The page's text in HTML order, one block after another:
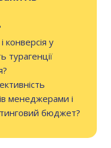
і конверсія у
турагенції
менеджерами і
бюджет?